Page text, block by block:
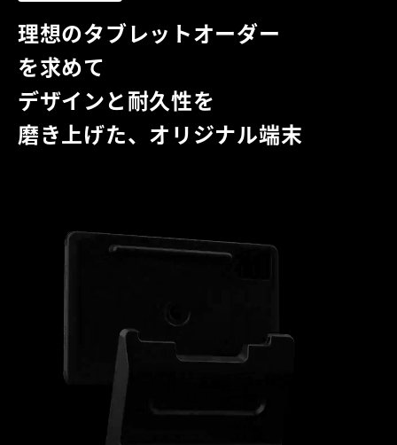
理想のタブレットオーダー
を求めて
デザインと耐久性を
磨き上げた、オリジナル端末